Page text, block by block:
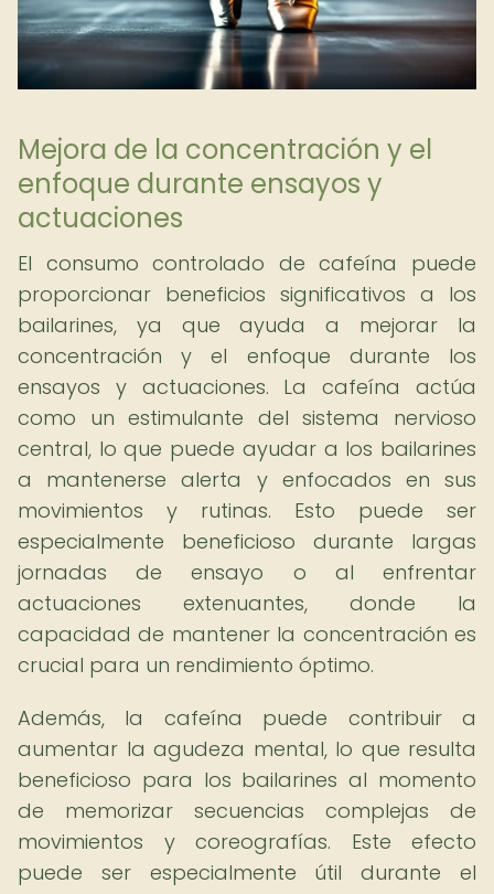
Mejora de la concentración y el
enfoque durante ensayos y
actuaciones
El consumo controlado de cafeína puede
proporcionar beneficios significativos a los
bailarines, ya que ayuda a mejorar la
concentración y el enfoque durante los
ensayos y actuaciones. La cafeína actúa
como un estimulante del sistema nervioso
central, lo que puede ayudar a los bailarines
a mantenerse alerta y enfocados en sus
movimientos y rutinas. Esto puede ser
especialmente beneficioso durante largas
jornadas de ensayo o al enfrentar
actuaciones extenuantes, donde la
capacidad de mantener la concentración es
crucial para un rendimiento óptimo.
Además, la cafeína puede contribuir a
aumentar la agudeza mental, lo que resulta
beneficioso para los bailarines al momento
de memorizar secuencias complejas de
movimientos y coreografías. Este efecto
puede ser especialmente útil durante el